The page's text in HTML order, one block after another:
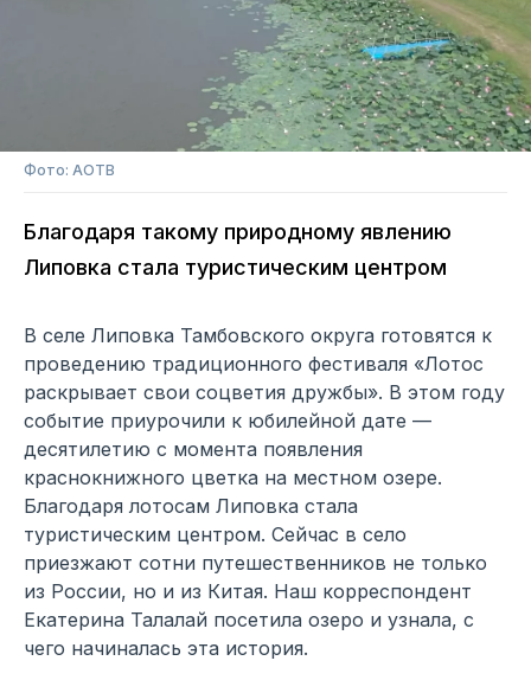
Фото: АОТВ
Благодаря такому природному явлению
Липовка стала туристическим центром
В селе Липовка Тамбовского округа готовятся к
проведению традиционного фестиваля «Лотос
раскрывает свои соцветия дружбы». В этом году
событие приурочили к юбилейной дате —
десятилетию с момента появления
краснокнижного цветка на местном озере.
Благодаря лотосам Липовка стала
туристическим центром. Сейчас в село
приезжают сотни путешественников не только
из России, но и из Китая. Наш корреспондент
Екатерина Талалай посетила озеро и узнала, с
чего начиналась эта история.